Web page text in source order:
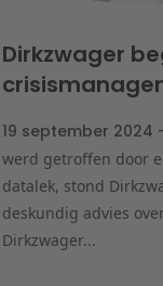
Dirkzwager
19 september 2024
werd getroffen door
datalek, stond
deskundig advies
Dirkzwager...